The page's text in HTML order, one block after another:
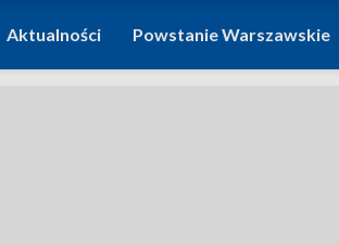
Aktualności Powstanie Warszawskie